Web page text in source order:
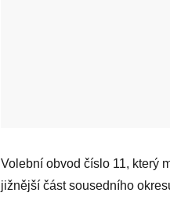
Volební obvod číslo 11, který
jižnější část sousedního